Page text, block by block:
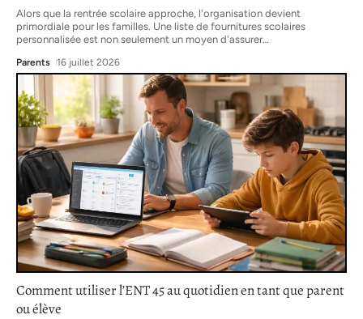
Alors que la rentrée scolaire approche, l'organisation devient
primordiale pour les familles. Une liste de fournitures scolaires
personnalisée est non seulement un moyen d'assurer
Parents 16 juillet 2026
Comment utiliser l’ENT 45 au quotidien en tant que parent
ou élève